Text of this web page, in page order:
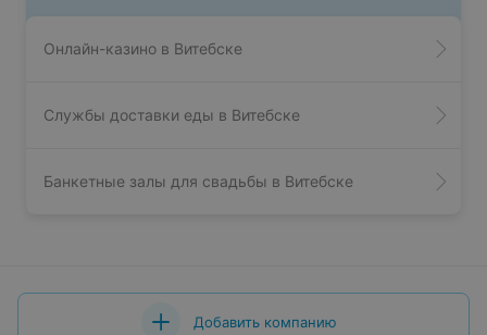
Онлайн-казино в Витебске
Службы доставки еды в Витебске
Банкетные залы для свадьбы в Витебске
Добавить компанию